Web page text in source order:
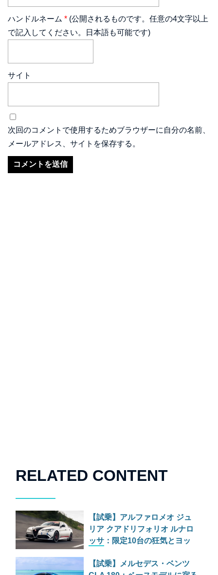
ハンドルネーム * (公開されるものです。任意の4文字以上
で記入してください。日本語も可能です)
サイト
次回のコメントで使用するためブラウザーに自分の名前、
メールアドレス、サイトを保存する。
RELATED CONTENT
【試乗】アルファロメオ ジュ
リア クアドリフォリオ ルナロ
ッサ：限定10台の狂気とヨッ
【試乗】メルセデス・ベンツ